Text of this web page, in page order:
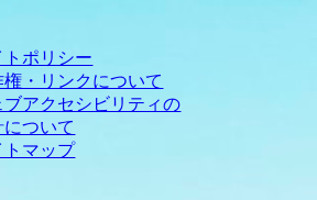
トポリシー
権・リンクについて
ブアクセシビリティの
について
トマップ